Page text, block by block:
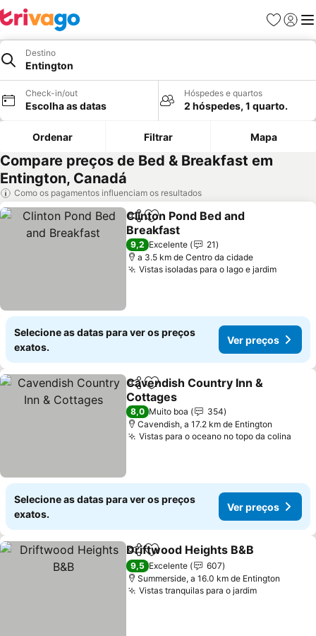
Favoritos
Iniciar
Destino
Entington
Check-in/out
Escolha as datas
Hóspedes e quartos
2 hóspedes, 1 quarto.
Ordenar Filtrar Mapa
Compare preços de Bed & Breakfast em
Entington, Canadá
Como os pagamentos influenciam os resultados
PartilharAdicionar aos favoritos
Clinton Pond Bed and
Breakfast
9,2 Excelente
21
a 3.5 km de Centro da cidade
Vistas isoladas para o lago e jardim
Selecione as datas para ver os preços
exatos.
Ver preços
PartilharAdicionar aos favoritos
Cavendish Country Inn &
Cottages
8,0 Muito boa
354
Cavendish, a 17.2 km de Entington
Vistas para o oceano no topo da colina
Selecione as datas para ver os preços
exatos.
Ver preços
PartilharAdicionar aos favoritos
Driftwood Heights B&B
9,5 Excelente
607
Summerside, a 16.0 km de Entington
Vistas tranquilas para o jardim